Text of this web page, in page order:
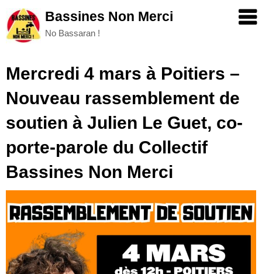
to
content
Bassines Non Merci
No Bassaran !
Mercredi 4 mars à Poitiers –
Nouveau rassemblement de
soutien à Julien Le Guet, co-
porte-parole du Collectif
Bassines Non Merci